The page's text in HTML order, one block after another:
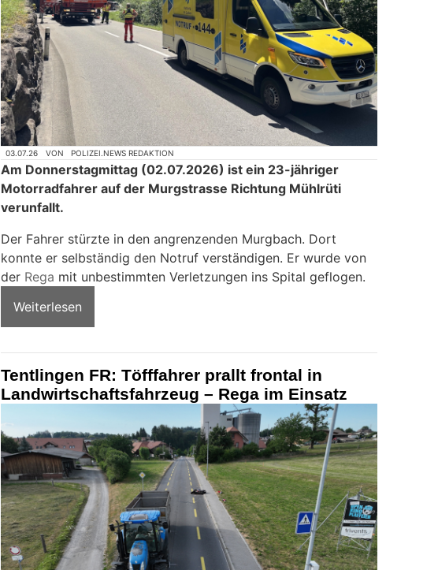
03.07.26 VON POLIZEI.NEWS REDAKTION
Am Donnerstagmittag (02.07.2026) ist ein 23-jähriger
Motorradfahrer auf der Murgstrasse Richtung Mühlrüti
verunfallt.
Der Fahrer stürzte in den angrenzenden Murgbach. Dort
konnte er selbständig den Notruf verständigen. Er wurde von
der Rega mit unbestimmten Verletzungen ins Spital geflogen.
Weiterlesen
Tentlingen FR: Töfffahrer prallt frontal in
Landwirtschaftsfahrzeug – Rega im Einsatz